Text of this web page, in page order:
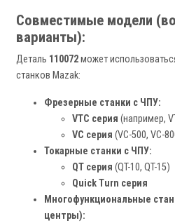
Совместимые модели
варианты):
Деталь 110072может
станков Mazak:
Фрезерные станки с ЧПУ:
VTC серия (например,
VC серия (VC-500, VC-
Токарные станки с ЧПУ:
QT серия (QT-10, QT-15)
Quick Turn серия
Многофункциональные
центры):